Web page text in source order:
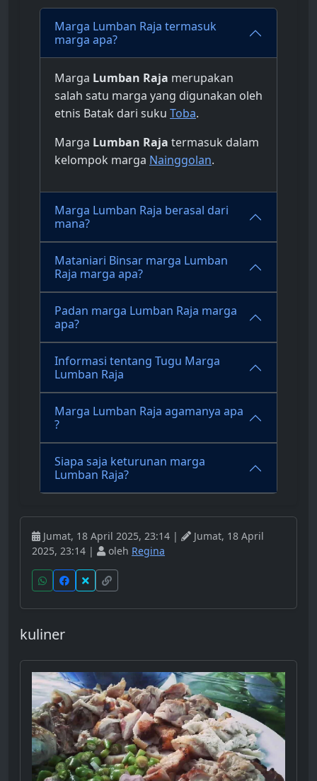
Marga Lumban Raja termasuk
marga apa?
Marga Lumban Raja merupakan
salah satu marga yang digunakan oleh
etnis Batak dari suku Toba.
Marga Lumban Raja termasuk dalam
kelompok marga Nainggolan.
Marga Lumban Raja berasal dari
mana?
Mataniari Binsar marga Lumban
Raja marga apa?
Padan marga Lumban Raja marga
apa?
Informasi tentang Tugu Marga
Lumban Raja
Marga Lumban Raja agamanya apa
?
Siapa saja keturunan marga
Lumban Raja?
Jumat, 18 April 2025, 23:14 |
Jumat, 18 April
2025, 23:14 |
oleh Regina
kuliner